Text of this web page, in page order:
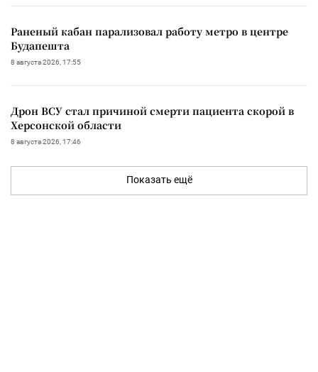
Раненый кабан парализовал работу метро в центре
Будапешта
8 августа 2026, 17:55
Дрон ВСУ стал причиной смерти пациента скорой в
Херсонской области
8 августа 2026, 17:46
Показать ещё